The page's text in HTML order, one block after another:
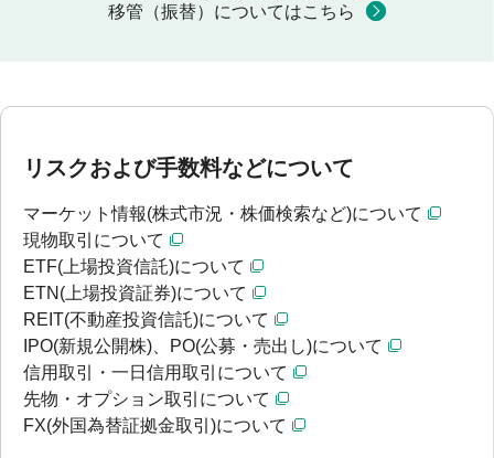
移管（振替）についてはこちら
リスクおよび手数料などについて
マーケット情報(株式市況・株価検索など)について
現物取引について
ETF(上場投資信託)について
ETN(上場投資証券)について
REIT(不動産投資信託)について
IPO(新規公開株)、PO(公募・売出し)について
信用取引・一日信用取引について
先物・オプション取引について
FX(外国為替証拠金取引)について